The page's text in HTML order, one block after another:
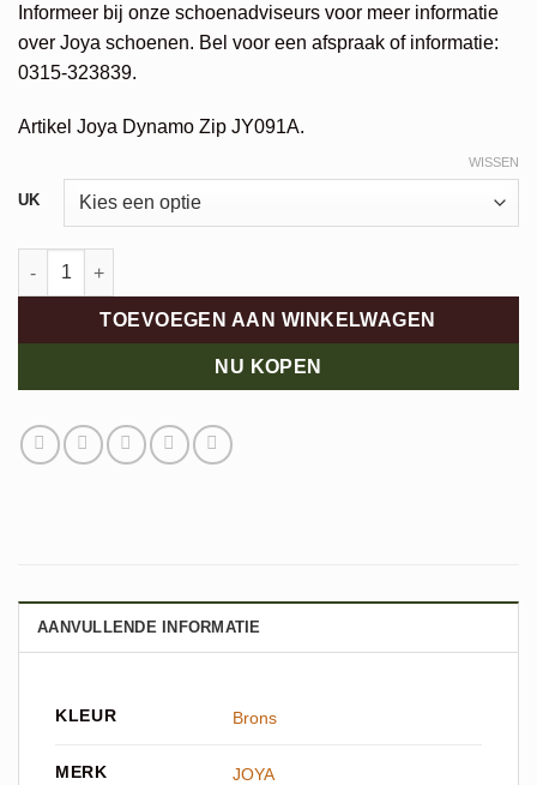
Informeer bij onze schoenadviseurs voor meer informatie
over Joya schoenen. Bel voor een afspraak of informatie:
0315-323839.
Artikel Joya Dynamo Zip JY091A.
UK
WISSEN
Joya Dynamo Zip aantal
TOEVOEGEN AAN WINKELWAGEN
NU KOPEN
Alternative:
AANVULLENDE INFORMATIE
KLEUR Brons
MERK JOYA